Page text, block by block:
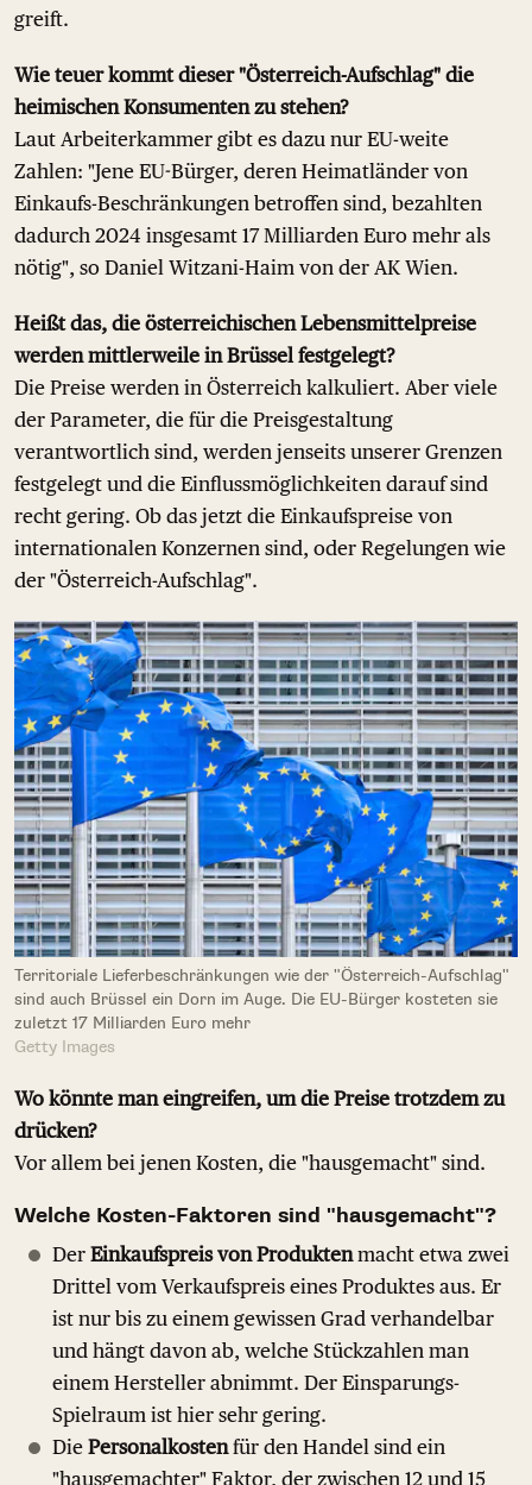
greift.
Wie teuer kommt dieser "Österreich-Aufschlag" die
heimischen Konsumenten zu stehen?
Laut Arbeiterkammer gibt es dazu nur EU-weite
Zahlen: "Jene EU-Bürger, deren Heimatländer von
Einkaufs-Beschränkungen betroffen sind, bezahlten
dadurch 2024 insgesamt 17 Milliarden Euro mehr als
nötig", so Daniel Witzani-Haim von der AK Wien.
Heißt das, die österreichischen Lebensmittelpreise
werden mittlerweile in Brüssel festgelegt?
Die Preise werden in Österreich kalkuliert. Aber viele
der Parameter, die für die Preisgestaltung
verantwortlich sind, werden jenseits unserer Grenzen
festgelegt und die Einflussmöglichkeiten darauf sind
recht gering. Ob das jetzt die Einkaufspreise von
internationalen Konzernen sind, oder Regelungen wie
der "Österreich-Aufschlag".
Territoriale Lieferbeschränkungen wie der "Österreich-Aufschlag"
sind auch Brüssel ein Dorn im Auge. Die EU-Bürger kosteten sie
zuletzt 17 Milliarden Euro mehr
Getty Images
Wo könnte man eingreifen, um die Preise trotzdem zu
drücken?
Vor allem bei jenen Kosten, die "hausgemacht" sind.
Welche Kosten-Faktoren sind "hausgemacht"?
Der Einkaufspreis von Produktenmacht etwa zwei
Drittel vom Verkaufspreis eines Produktes aus. Er
ist nur bis zu einem gewissen Grad verhandelbar
und hängt davon ab, welche Stückzahlen man
einem Hersteller abnimmt. Der Einsparungs-
Spielraum ist hier sehr gering.
Die Personalkostenfür den Handel sind ein
"hausgemachter" Faktor, der zwischen 12 und 15